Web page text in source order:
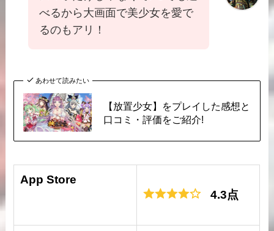
べるから大画面で美少女を愛で
るのもアリ！
あわせて読みたい
【放置少女】をプレイした感想と
口コミ・評価をご紹介!
App Store
4.3点